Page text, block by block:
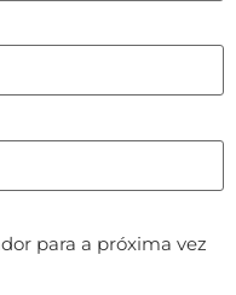
para a próxima vez